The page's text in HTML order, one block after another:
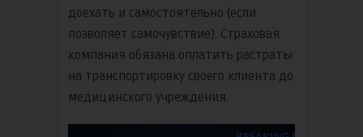
доехать и самостоятельно (если
позволяет самочувствие). Страховая
компания обязана оплатить растраты
на транспортировку своего клиента до
медицинского учреждения.